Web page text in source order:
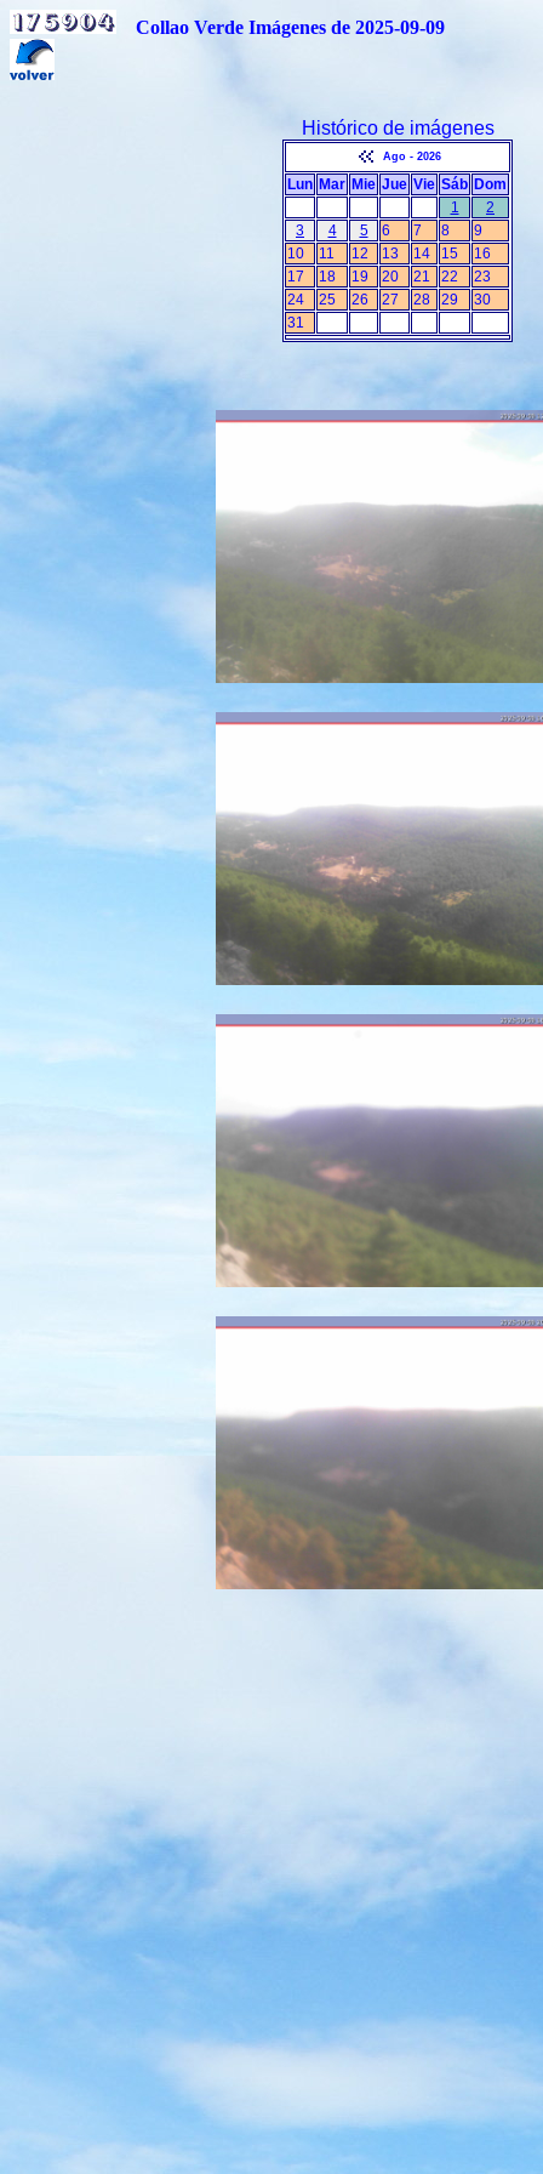
Collao Verde Imágenes de 2025-09-09
Histórico de imágenes
Ago - 2026
Lun Mar Mie Jue Vie Sáb Dom
1
2
3
4 5 6 7 8
9
10
11 12 13 14 15
16
17
18 19 20 21 22
23
24
25 26 27 28 29
30
31